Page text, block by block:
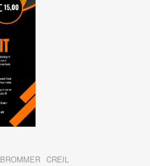
BROMMER CREIL